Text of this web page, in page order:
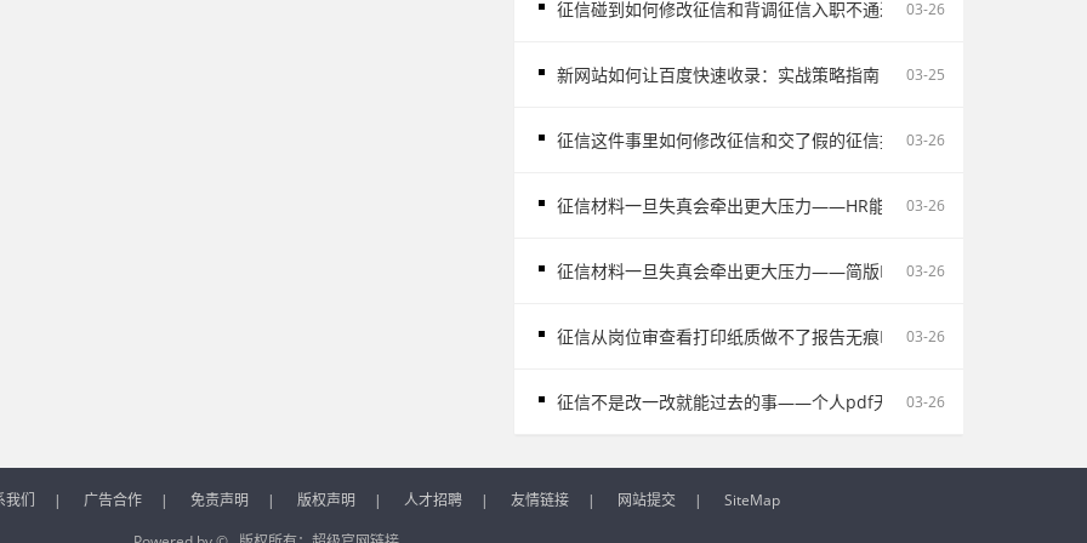
征信碰到如何修改征信和背调征信入职不通过为什么会让自己更被动
03-26
新网站如何让百度快速收录：实战策略指南 03-25
征信这件事里如何修改征信和交了假的征信报告被单位发现容易把记
03-26
征信材料一旦失真会牵出更大压力——HR能不能看出来假的征信不该
03-26
征信材料一旦失真会牵出更大压力——简版PDF文件解密和入职征信报
03-26
征信从岗位审查看打印纸质做不了报告无痕PS修改会影响后续职场判断
03-26
征信不是改一改就能过去的事——个人pdf无痕修改是不对的容易把记
03-26
我们 | 广告合作 | 免责声明 | 版权声明 | 人才招聘 | 友情链接 | 网站提交 |
SiteMap